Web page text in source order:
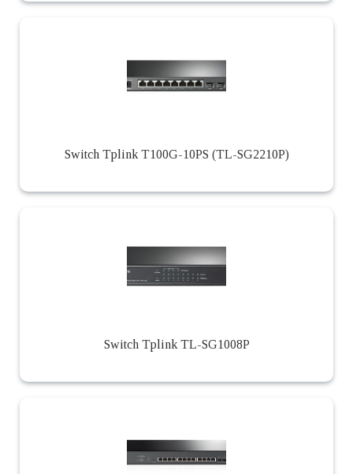
Switch Tplink T100G-10PS (TL-SG2210P)
Switch Tplink TL-SG1008P